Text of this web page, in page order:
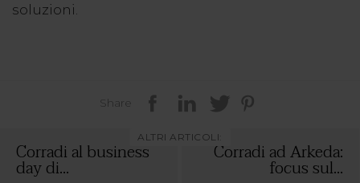
soluzioni.
Share
ALTRI ARTICOLI:
Corradi al business
day di...
Corradi ad Arkeda:
focus sul...